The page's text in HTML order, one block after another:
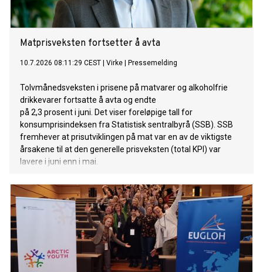
Matprisveksten fortsetter å avta
10.7.2026 08:11:29 CEST Virke Pressemelding
Tolvmånedsveksten i prisene på matvarer og alkoholfrie
drikkevarer fortsatte å avta og endte
på 2,3 prosent i juni. Det viser foreløpige tall for
konsumprisindeksen fra Statistisk sentralbyrå (SSB). SSB
fremhever at prisutviklingen på mat var en av de viktigste
årsakene til at den generelle prisveksten (total KPI) var
lavere i juni enn i mai.